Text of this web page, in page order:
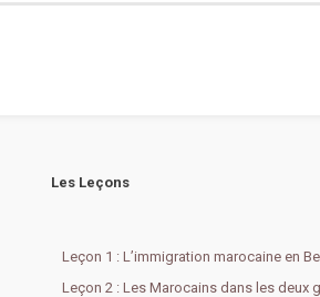
Les Leçons
Leçon 1 : L’immigration marocaine en
Leçon 2 : Les Marocains dans les deux